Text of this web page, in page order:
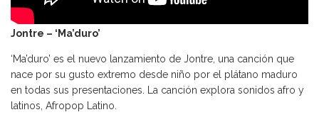
Jontre – ‘Ma’duro’
‘Ma’duro’ es el nuevo lanzamiento de Jontre, una canción que
nace por su gusto extremo desde niño por el plátano maduro
en todas sus presentaciones. La canción explora sonidos afro y
latinos, Afropop Latino.